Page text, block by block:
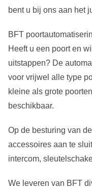
bent u bij ons aan het
BFT
Heeft u een poort en
uitstappen? De
voor vrijwel alle type
kleine als grote
beschikbaar.
Op de besturing van
accessoires aan te
intercom,
We leveren van BFT